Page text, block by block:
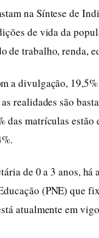
na Síntese de
de vida da
de trabalho, renda,
a divulgação,
realidades são
das matrículas
de 0 a 3 anos,
(PNE) que
atualmente em